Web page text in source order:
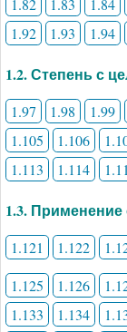
1.82
1.83 1.84
1.92
1.93 1.94
1.2. Степень с
1.97 1.98 1.99
1.105
1.106
1.113
1.114
1.3.
1.121 1.122
1.125
1.126
1.133
1.134